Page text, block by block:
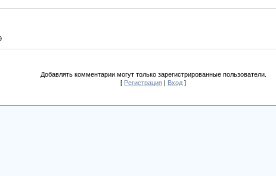
Добавлять комментарии могут только зарегистрированные пользователи.
[ Регистрация | Вход ]